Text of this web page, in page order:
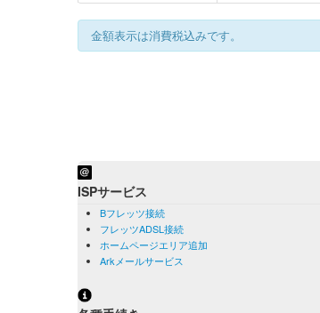
金額表示は消費税込みです。
ISPサービス
Bフレッツ接続
フレッツADSL接続
ホームページエリア追加
Arkメールサービス